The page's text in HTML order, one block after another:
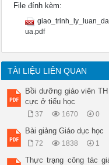
File đính kèm:
ua.pdf
TÀI LIỆU LIÊN QUAN
Bồi dưỡng giáo viên
cực ở tiểu học
37 1670 0
Bài giảng Giáo dục học
72 1838 1
Thực trạng công tác